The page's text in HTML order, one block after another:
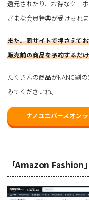
還元されたり、お得なクー
ざまな会員特典が受けられま
また、同サイトで押さえて
販売前の商品を予約するだ
たくさんの商品がNANO割
みてくださいね。
ナノユニバースオン
「Amazon Fashion